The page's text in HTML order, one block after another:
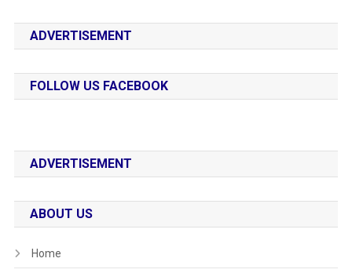
ADVERTISEMENT
FOLLOW US FACEBOOK
ADVERTISEMENT
ABOUT US
Home